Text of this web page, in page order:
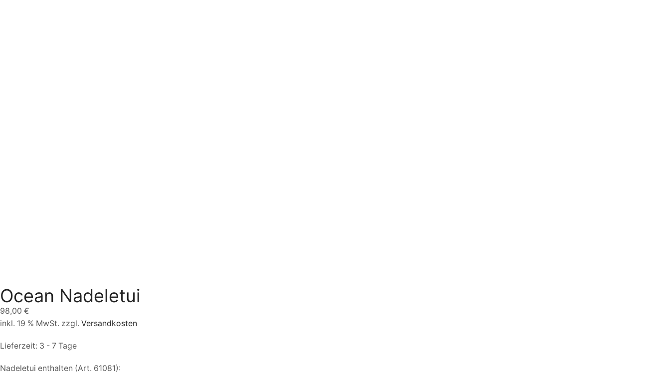
Ocean Nadeletui
98,00 €
inkl. 19 % MwSt. zzgl. Versandkosten
Lieferzeit: 3 - 7 Tage
Nadeletui enthalten (Art. 61081):